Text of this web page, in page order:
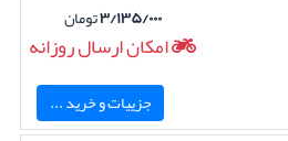
۳/۱۳۵/۰۰۰تومان
امکان ارسال روزانه
جزییات و خرید ...